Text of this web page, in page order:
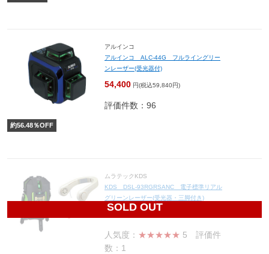
アルインコ
アルインコ ALC-44G フルライングリー
ンレーザー(受光器付)
54,400 円(税込59,840円)
評価件数：96
約56.48％OFF
SOLD OUT
ムラテックKDS
KDS DSL-93RGRSANC 電子標準リアル
グリーンレーザー(受光器・三脚付き)
126,500
人気度： ★★★★★ 5 評価件
数：1